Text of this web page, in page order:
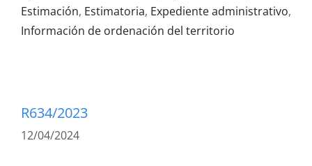
Estimación, Estimatoria, Expediente administrativo,
Información de ordenación del territorio
R634/2023
12/04/2024